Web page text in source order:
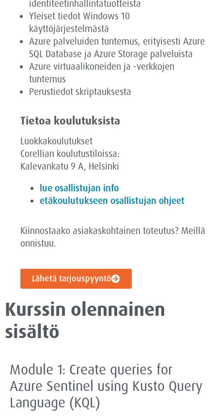
identiteetinhallintatuotteista
Yleiset tiedot Windows 10
käyttöjärjestelmästä
Azure palveluiden tuntemus, erityisesti Azure
SQL Database ja Azure Storage palveluista
Azure virtuaalikoneiden ja -verkkojen
tuntemus
Perustiedot skriptauksesta
Tietoa koulutuksista
Luokkakoulutukset
Corellian koulutustiloissa:
Kalevankatu 9 A, Helsinki
lue osallistujan info
etäkoulutukseen osallistujan ohjeet
Kiinnostaako asiakaskohtainen toteutus? Meillä
onnistuu.
Lähetä tarjouspyyntö
Kurssin olennainen
sisältö
Module 1: Create queries for
Azure Sentinel using Kusto Query
Language (KQL)